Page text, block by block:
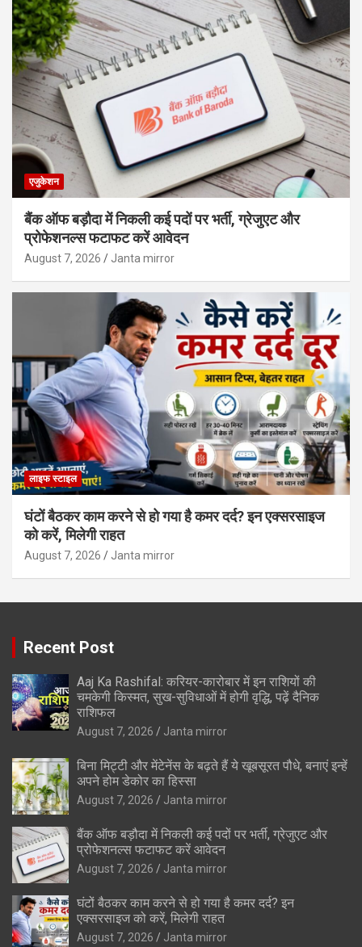
एजुकेशन
बैंक ऑफ बड़ौदा में निकली कई पदों पर भर्ती, ग्रेजुएट और
प्रोफेशनल्स फटाफट करें आवेदन
August 7, 2026 Janta mirror
लाइफ स्टाइल
घंटों बैठकर काम करने से हो गया है कमर दर्द? इन एक्सरसाइज
को करें, मिलेगी राहत
August 7, 2026 Janta mirror
Recent Post
Aaj Ka Rashifal: करियर-कारोबार में इन राशियों की
चमकेगी किस्मत, सुख-सुविधाओं में होगी वृद्धि, पढ़ें दैनिक
राशिफल
August 7, 2026 Janta mirror
बिना मिट्टी और मेंटेनेंस के बढ़ते हैं ये खूबसूरत पौधे, बनाएं इन्‍हें
अपने होम डेकोर का हिस्‍सा
August 7, 2026 Janta mirror
बैंक ऑफ बड़ौदा में निकली कई पदों पर भर्ती, ग्रेजुएट और
प्रोफेशनल्स फटाफट करें आवेदन
August 7, 2026 Janta mirror
घंटों बैठकर काम करने से हो गया है कमर दर्द? इन
एक्सरसाइज को करें, मिलेगी राहत
August 7, 2026 Janta mirror